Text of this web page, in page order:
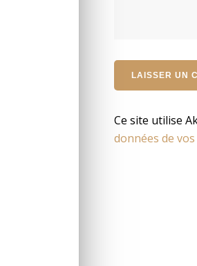
Ce site utilise
données de